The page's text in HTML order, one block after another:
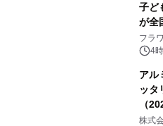
子ど
が全
フラ
4
アル
ッタ
（
（
株式